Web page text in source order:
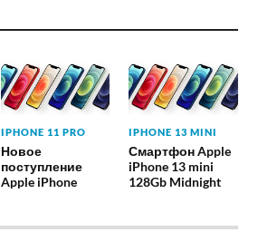
IPHONE 11 PRO
Новое
поступление
Apple iPhone
IPHONE 13 MINI
Смартфон Apple
iPhone 13 mini
128Gb Midnight